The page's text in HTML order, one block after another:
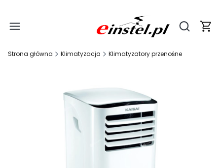
Otwórz
Strona główna Klimatyzacja Klimatyzatory przenośne